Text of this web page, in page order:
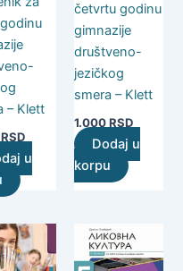
– Klett
RSD
u
četvrtu godinu
gimnazije
društveno-
jezičkog
smera – Klett
1.000RSD
Dodaj u
korpu